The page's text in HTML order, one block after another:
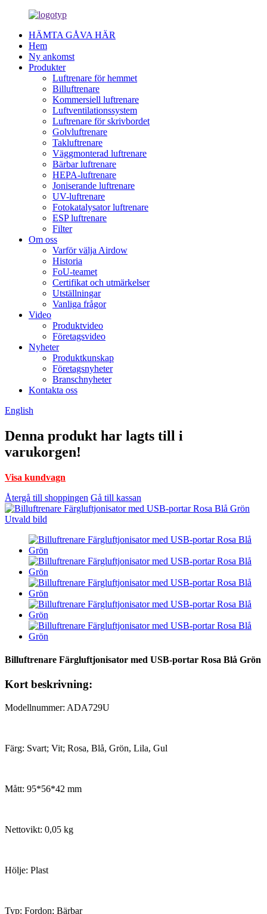
HÄMTA GÅVA HÄR
Hem
Ny ankomst
Produkter
Luftrenare för hemmet
Billuftrenare
Kommersiell luftrenare
Luftventilationssystem
Luftrenare för skrivbordet
Golvluftrenare
Takluftrenare
Väggmonterad luftrenare
Bärbar luftrenare
HEPA-luftrenare
Joniserande luftrenare
UV-luftrenare
Fotokatalysator luftrenare
ESP luftrenare
Filter
Om oss
Varför välja Airdow
Historia
FoU-teamet
Certifikat och utmärkelser
Utställningar
Vanliga frågor
Video
Produktvideo
Företagsvideo
Nyheter
Produktkunskap
Företagsnyheter
Branschnyheter
Kontakta oss
English
Denna produkt har lagts till i
varukorgen!
Visa kundvagn
Återgå till shoppingen Gå till kassan
Billuftrenare Färgluftjonisator med USB-portar Rosa Blå Grön
Kort beskrivning:
Modellnummer: ADA729U
Färg: Svart; Vit; Rosa, Blå, Grön, Lila, Gul
Mått: 95*56*42 mm
Nettovikt: 0,05 kg
Hölje: Plast
Typ: Fordon; Bärbar